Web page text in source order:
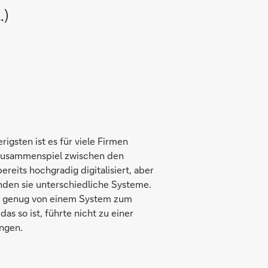
ist es für viele Firmen
zwischen den
hochgradig digitalisiert, aber
sie unterschiedliche Systeme.
von einem System zum
so ist, führte nicht zu einer